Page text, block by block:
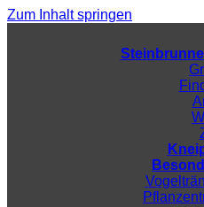
Zum Inhalt springen